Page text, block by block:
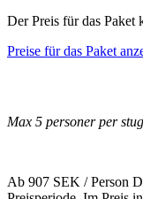
Der Preis für das Paket
Preise für das Paket
Max 5 personer per
Ab 907 SEK / Person